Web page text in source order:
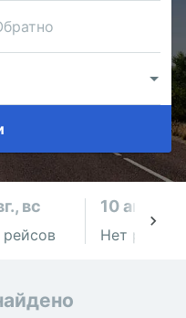
вс 10 авг., пн
Нет рейсов